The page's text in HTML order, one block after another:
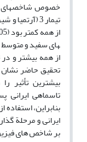
خصوص شاخص­های
از همه کمتر بود (0/05>
از همه بیشتر و در تیمار 2 (آرتمیا) از همه
تحقیق حاضر نشان
بیشترین تأثیر
تاسماهی
بنابراین،
ایرانی و مرحلة
بر شاخص ­های